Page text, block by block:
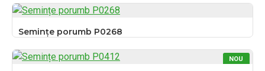
Semințe porumb P0268
NOU